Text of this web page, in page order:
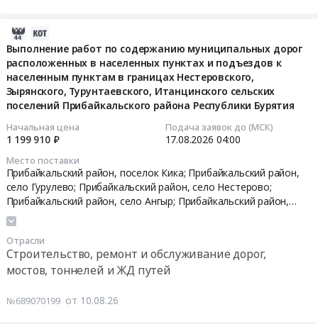
Выполнение работ по содержанию муниципальных дорог
расположенных в населенных пунктах и подъездов к
населенным пунктам в границах Нестеровского,
Зырянского, Турунтаевского, Итанцинского сельских
поселений Прибайкальского района Республики Бурятия
Начальная цена
1 199 910 ₽
Подача заявок до (МСК)
17.08.2026 04:00
Место поставки
Прибайкальский район, поселок Кика; Прибайкальский район,
село Гурулево; Прибайкальский район, село Нестерово;
Прибайкальский район, село Ангыр; Прибайкальский район,
село Батурино; Прибайкальский район, село Бурля;
Прибайкальский район, село Зырянск; Прибайкальский район,
село Турунтаево; Прибайкальский район, село Иркилик;
Прибайкальский район, село Карымск; Прибайкальский район,
село Засухино; Прибайкальский район, село Кома;
село Бурдуково,Республика Бурятия
Отрасли
Строительство, ремонт и обслуживание дорог,
мостов, тоннелей и ЖД путей
№689070199 от 10.08.26